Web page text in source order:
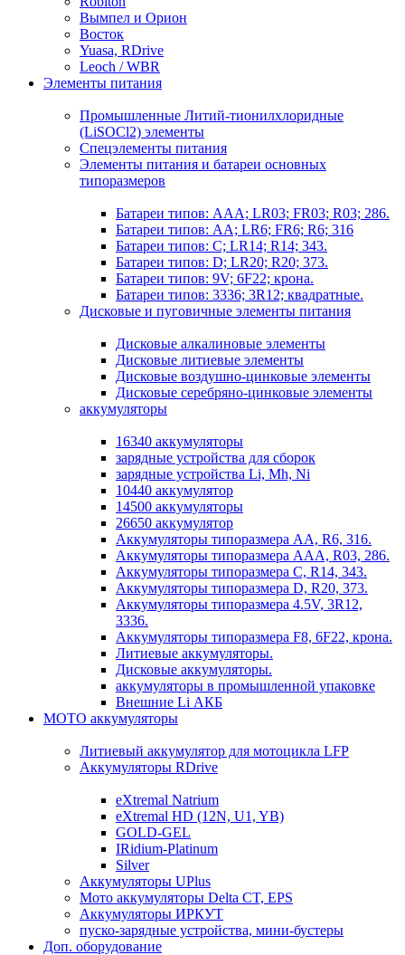
Вымпел и Орион
Восток
Yuasa, RDrive
Leoch / WBR
Элементы питания
Промышленные Литий-тионилхлоридные
(LiSOCl2) элементы
Спецэлементы питания
Элементы питания и батареи основных
типоразмеров
Батареи типов: AAA; LR03; FR03; R03; 286.
Батареи типов: AA; LR6; FR6; R6; 316
Батареи типов: C; LR14; R14; 343.
Батареи типов: D; LR20; R20; 373.
Батареи типов: 9V; 6F22; крона.
Батареи типов: 3336; 3R12; квадратные.
Дисковые и пуговичные элементы питания
Дисковые алкалиновые элементы
Дисковые литиевые элементы
Дисковые воздушно-цинковые элементы
Дисковые серебряно-цинковые элементы
аккумуляторы
16340 аккумуляторы
зарядные устройства для сборок
зарядные устройства Li, Mh, Ni
10440 аккумулятор
14500 аккумуляторы
26650 аккумулятор
Аккумуляторы типоразмера АА, R6, 316.
Аккумуляторы типоразмера ААА, R03, 286.
Аккумуляторы типоразмера С, R14, 343.
Аккумуляторы типоразмера D, R20, 373.
Аккумуляторы типоразмера 4.5V, 3R12,
3336.
Аккумуляторы типоразмера F8, 6F22, крона.
Литиевые аккумуляторы.
Дисковые аккумуляторы.
аккумуляторы в промышленной упаковке
Внешние Li АКБ
МОТО аккумуляторы
Литиевый аккумулятор для мотоцикла LFP
Аккумуляторы RDrive
eXtremal Natrium
eXtremal HD (12N, U1, YB)
GOLD-GEL
IRidium-Platinum
Silver
Аккумуляторы UPlus
Мото аккумуляторы Delta CT, EPS
Аккумуляторы ИРКУТ
пуско-зарядные устройства, мини-бустеры
Доп. оборудование